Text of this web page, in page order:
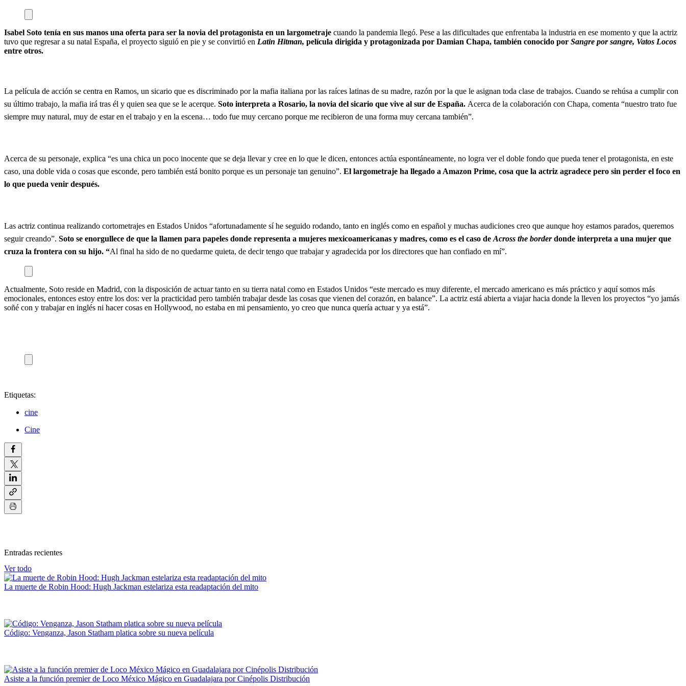
Isabel Soto tenía en sus manos una oferta para ser la novia del protagonista en un largometraje cuando la pandemia llegó. Pese a las dificultades que enfrentaba la industria en ese momento y que la actriz
tuvo que regresar a su natal España, el proyecto siguió en pie y se convirtió en Latin Hitman, película dirigida y protagonizada por Damian Chapa, también conocido por Sangre por sangre, Vatos Locos
entre otros.
La película de acción se centra en Ramos, un sicario que es discriminado por la mafia italiana por las raíces latinas de su madre, razón por la que le asignan toda clase de trabajos. Cuando se rehúsa a cumplir con
su último trabajo, la mafia irá tras él y quien sea que se le acerque. Soto interpreta a Rosario, la novia del sicario que vive al sur de España. Acerca de la colaboración con Chapa, comenta “nuestro trato fue
siempre muy natural, muy de estar en el trabajo y en la escena… todo fue muy cercano porque me recibieron de una forma muy cercana también”.
Acerca de su personaje, explica “es una chica un poco inocente que se deja llevar y cree en lo que le dicen, entonces actúa espontáneamente, no logra ver el doble fondo que pueda tener el protagonista, en este
caso, una doble vida o cosas que esconde, pero también está bonito porque es un personaje tan genuino”. El largometraje ha llegado a Amazon Prime, cosa que la actriz agradece pero sin perder el foco en
lo que pueda venir después.
Las actriz continua realizando cortometrajes en Estados Unidos “afortunadamente sí he seguido rodando, tanto en inglés como en español y muchas audiciones creo que aunque hoy estamos parados, queremos
seguir creando”. Soto se enorgullece de que la llamen para papeles donde representa a mujeres mexicoamericanas y madres, como es el caso de Across the borderdonde interpreta a una mujer que
cruza la frontera con su hijo. “Al final ha sido de no quedarme quieta, de decir tengo que trabajar y agradecida por los directores que han confiado en mí”.
Actualmente, Soto reside en Madrid, con la disposición de actuar tanto en su tierra natal como en Estados Unidos “este mercado es muy diferente, el mercado americano es más práctico y aquí somos más
emocionales, entonces estoy entre los dos: ver la practicidad pero también trabajar desde las cosas que vienen del corazón, en balance”. La actriz está abierta a viajar hacia donde la lleven los proyectos “yo jamás
soñé con y trabajar en inglés ni hacer cosas en Hollywood, no estaba en mi pensamiento, yo creo que nunca quería actuar y ya está”.
Etiquetas:
cine
Cine
Entradas recientes
Ver todo
La muerte de Robin Hood: Hugh Jackman estelariza esta readaptación del mito
Código: Venganza, Jason Statham platica sobre su nueva película
Asiste a la función premier de Loco México Mágico en Guadalajara por Cinépolis Distribución